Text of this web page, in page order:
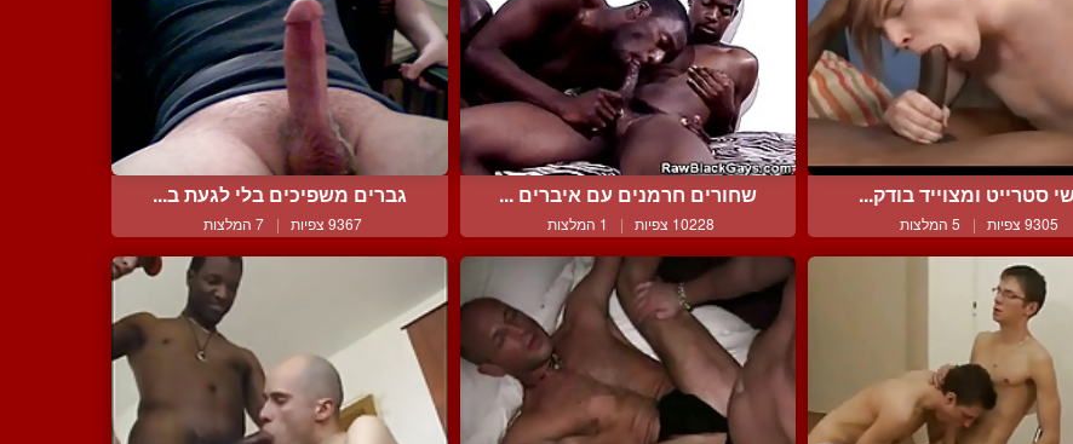
סטרייט ומצוייד בודק...
9305 צפיות | 5 המלצות
שחורים חרמנים עם איברים ...
10228 צפיות | 1 המלצות
גברים משפיכים בלי לגעת ב...
9367 צפיות | 7 המלצות